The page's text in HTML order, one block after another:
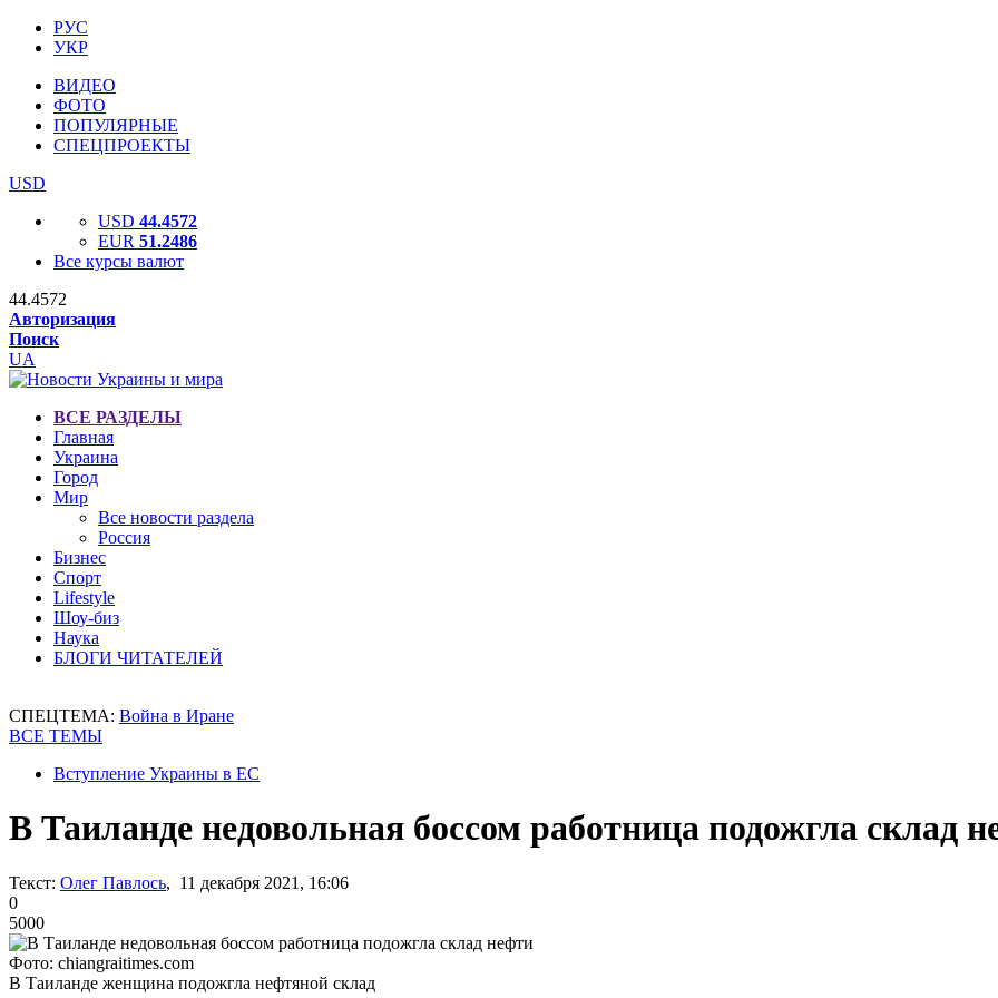
РУС
УКР
ВИДЕО
ФОТО
ПОПУЛЯРНЫЕ
СПЕЦПРОЕКТЫ
USD
USD 44.4572
EUR 51.2486
Все курсы валют
44.4572
Авторизация
Поиск
UA
ВСЕ РАЗДЕЛЫ
Главная
Украина
Город
Мир
Все новости раздела
Россия
Бизнес
Спорт
Lifestyle
Шоу-биз
Наука
БЛОГИ ЧИТАТЕЛЕЙ
СПЕЦТЕМА: Война в Иране
ВСЕ ТЕМЫ
Вступление Украины в ЕС
В Таиланде недовольная боссом работница подожгла склад
Текст: Олег Павлось, 11 декабря 2021, 16:06
0
5000
Фото: chiangraitimes.com
В Таиланде женщина подожгла нефтяной склад